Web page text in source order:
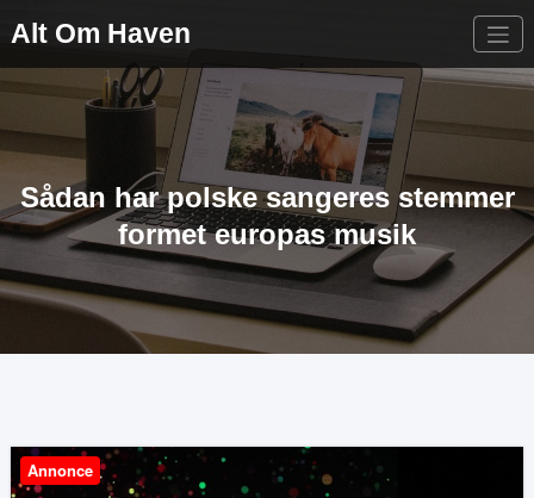
Alt Om Haven
Sådan har polske sangeres stemmer
formet europas musik
Annonce